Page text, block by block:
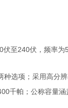
至240伏，频率为
选项；采用高分
千帕；公称容量